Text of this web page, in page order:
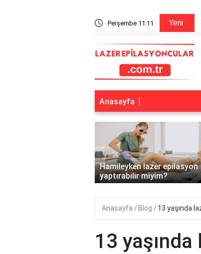
Perşembe 11:11 Yeni
Anasayfa
Hamileyken lazer epilasyon
yaptırabilir miyim?
‹
Anasayfa Blog 13 yaşında
13 yaşında